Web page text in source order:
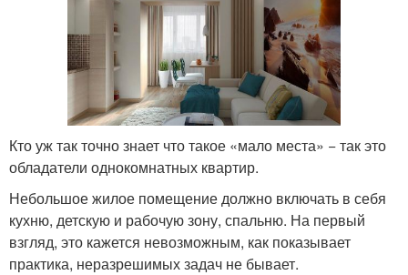
Кто уж так точно знает что такое «мало места» − так это
обладатели однокомнатных квартир.
Небольшое жилое помещение должно включать в себя
кухню, детскую и рабочую зону, спальню. На первый
взгляд, это кажется невозможным, как показывает
практика, неразрешимых задач не бывает.